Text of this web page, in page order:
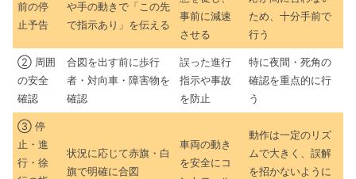
前の停
止予告
や手の動きで「この先
で指示あり」を伝える
事前に減速
させる
ため、十分手前で
行う
② 周囲
の安全
確認
合図を出す前に歩行
者・対向車・障害物を
確認
誤った進行
指示や事故
を防止
特に夜間・死角の
確認を重点的に行
う
③ 停
止・進
行・徐
状況に応じて赤旗・白
旗で明確に合図
車両の動き
を安全にコ
動作は一定のリズ
ムで大きく、誤解
を招かないように